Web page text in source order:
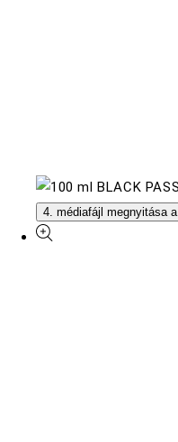
4. médiafájl megnyitása